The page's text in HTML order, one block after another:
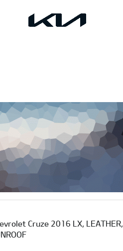
Cruze 2016 LX, LEATHER,